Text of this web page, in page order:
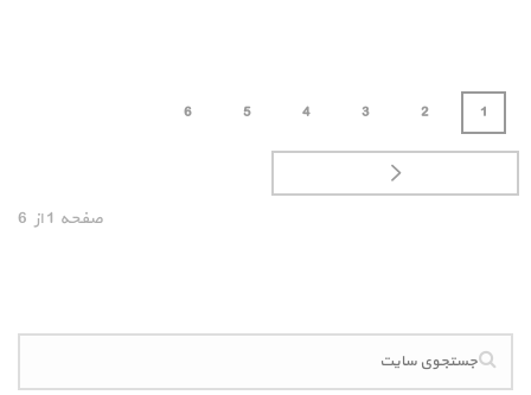
1
2
3
4
5
6
صفحه 1از 6